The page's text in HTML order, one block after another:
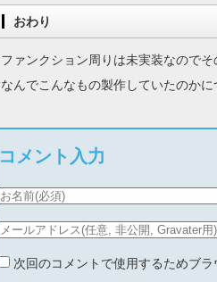
おわり
ファンクション周りは未実装なのでそ
なんでこんなもの製作していたのかに
コメント入力
次回のコメントで使用するためブ